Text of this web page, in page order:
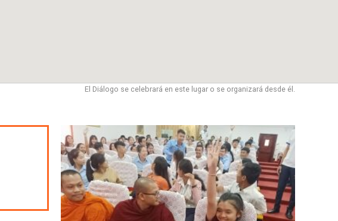
El Diálogo se celebrará en este lugar o se organizará desde él.